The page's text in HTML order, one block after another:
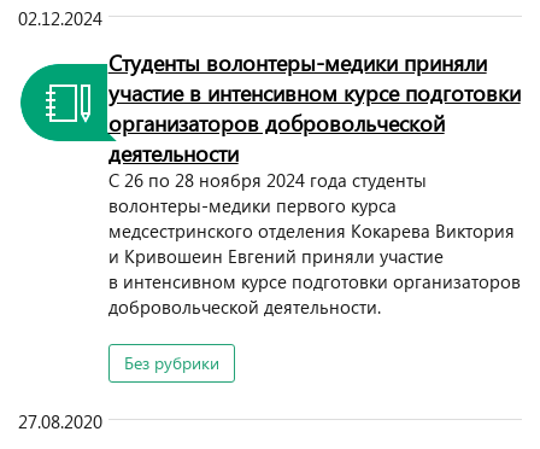
02.12.2024
Студенты волонтеры-медики приняли
участие в интенсивном курсе подготовки
организаторов добровольческой
деятельности
С 26 по 28 ноября 2024 года студенты
волонтеры-медики первого курса
медсестринского отделения Кокарева Виктория
и Кривошеин Евгений приняли участие
в интенсивном курсе подготовки организаторов
добровольческой деятельности.
Без рубрики
27.08.2020